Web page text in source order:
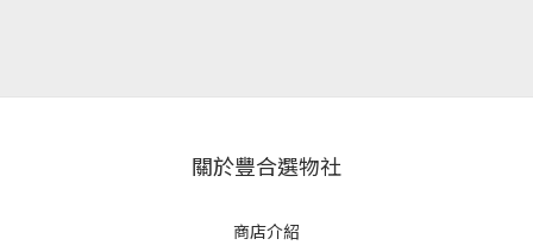
關於豐合選物社
商店介紹